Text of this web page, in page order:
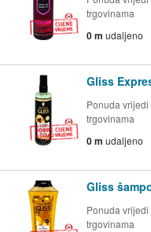
trgovinama
0 m udaljeno
Gliss
Ponuda
trgovinama
0 m udaljeno
Gliss
Ponuda
trgovinama